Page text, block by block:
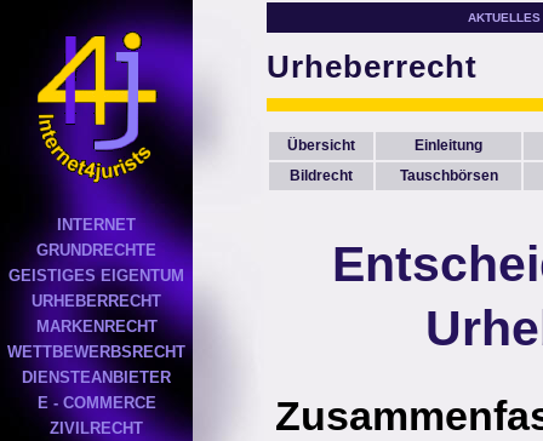
INTERNET
GRUNDRECHTE
GEISTIGES EIGENTUM
URHEBERRECHT
MARKENRECHT
WETTBEWERBSRECHT
DIENSTEANBIETER
E - COMMERCE
ZIVILRECHT
AKTUELLES
Urheberrecht
Übersicht
Einleitung
Bildrecht
Tauschbörsen